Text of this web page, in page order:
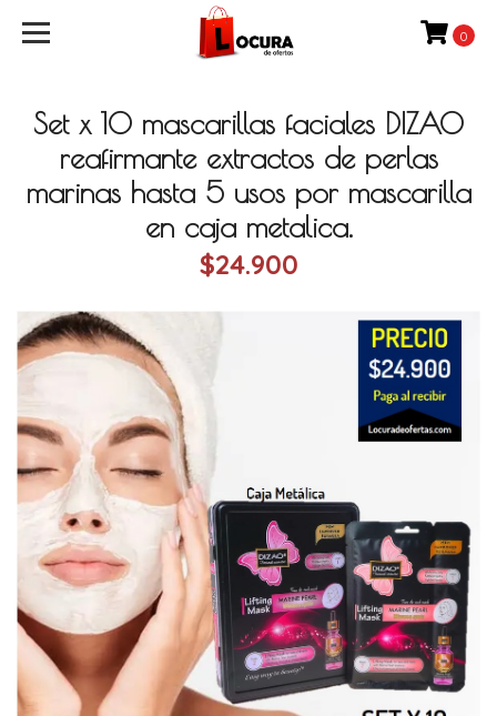
0
Set x 10 mascarillas faciales DIZAO
reafirmante extractos de perlas
marinas hasta 5 usos por mascarilla
en caja metalica.
$24.900